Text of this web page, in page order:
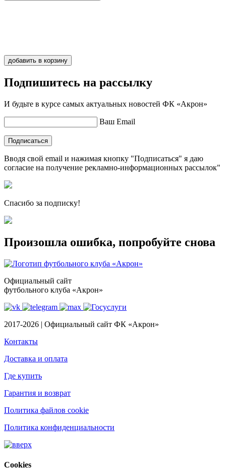
добавить в корзину
Подпишитесь на рассылку
И будьте в курсе самых актуальных новостей ФК «Акрон»
Ваш Email
Подписаться
Вводя свой email и нажимая кнопку "Подписаться" я даю
согласие на получение рекламно-информационных рассылок"
Спасибо за подписку!
Произошла ошибка, попробуйте снова
Официальный сайт
футбольного клуба «Акрон»
2017-2026 | Официальный сайт ФК «Акрон»
Контакты
Доставка и оплата
Где купить
Гарантия и возврат
Политика файлов cookie
Политика конфиденциальности
Cookies